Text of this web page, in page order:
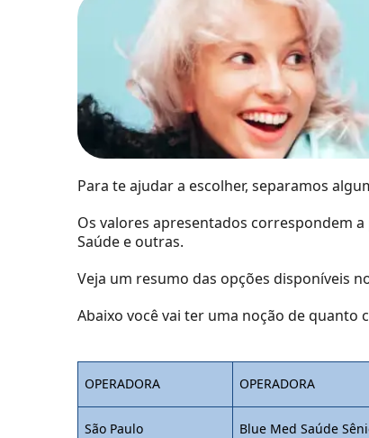
Para te ajudar a escolher, separamos
Os valores apresentados correspondem
Saúde e outras.
Veja um resumo das opções disponíveis
Abaixo você vai ter uma noção dequanto
OPERADORA OPERADORA
São Paulo Blue Med Saúde